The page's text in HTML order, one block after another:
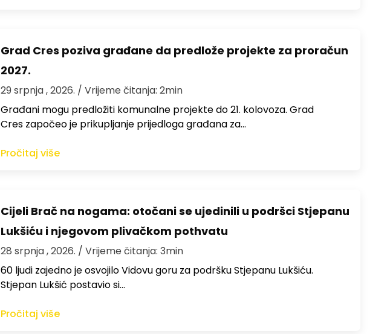
Grad Cres poziva građane da predlože projekte za proračun
2027.
29 srpnja , 2026. / Vrijeme čitanja: 2min
Građani mogu predložiti komunalne projekte do 21. kolovoza. Grad
Cres započeo je prikupljanje prijedloga građana za…
Pročitaj više
Cijeli Brač na nogama: otočani se ujedinili u podršci Stjepanu
Lukšiću i njegovom plivačkom pothvatu
28 srpnja , 2026. / Vrijeme čitanja: 3min
60 ljudi zajedno je osvojilo Vidovu goru za podršku Stjepanu Lukšiću.
Stjepan Lukšić postavio si…
Pročitaj više